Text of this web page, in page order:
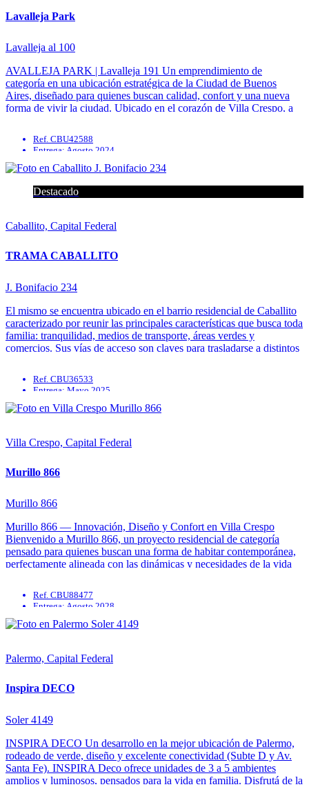
Lavalleja Park
Lavalleja al 100
AVALLEJA PARK | Lavalleja 191 Un emprendimiento de
categoría en una ubicación estratégica de la Ciudad de Buenos
Aires, diseñado para quienes buscan calidad, confort y una nueva
forma de vivir la ciudad. Ubicado en el corazón de Villa Crespo, a
Ref. CBU42588
Entrega: Agosto 2024
Parrilla
Apto profesional
Preinstalación de aire acondicionado
Destacado
Caballito, Capital Federal
TRAMA CABALLITO
J. Bonifacio 234
El mismo se encuentra ubicado en el barrio residencial de Caballito
caracterizado por reunir las principales características que busca toda
familia: tranquilidad, medios de transporte, áreas verdes y
comercios. Sus vías de acceso son claves para trasladarse a distintos
Ref. CBU36533
Entrega: Mayo 2025
Quincho
Villa Crespo, Capital Federal
Murillo 866
Murillo 866
Murillo 866 — Innovación, Diseño y Confort en Villa Crespo
Bienvenido a Murillo 866, un proyecto residencial de categoría
pensado para quienes buscan una forma de habitar contemporánea,
perfectamente alineada con las dinámicas y necesidades de la vida
Ref. CBU88477
Entrega: Agosto 2028
SUM
Palermo, Capital Federal
Inspira DECO
Soler 4149
INSPIRA DECO Un desarrollo en la mejor ubicación de Palermo,
rodeado de verde, diseño y excelente conectividad (Subte D y Av.
Santa Fe). INSPIRA Deco ofrece unidades de 3 a 5 ambientes
amplios y luminosos, pensados para la vida en familia. Disfrutá de la